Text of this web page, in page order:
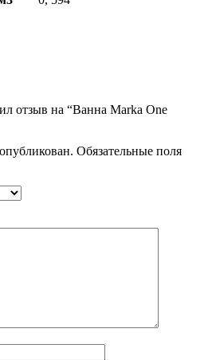
отзыв на “Ванна Marka One
Обязательные поля